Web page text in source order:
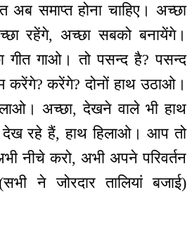
समाप्त होना चाहिए। अच्छा
रहेंगे, अच्छा सबको बनायेंगे।
गीत गाओ। तो पसन्द है? पसन्द
करेंगे? करेंगे? दोनों हाथ उठाओ।
अच्छा, देखने वाले भी हाथ
देख रहे हैं, हाथ हिलाओ। आप तो
नीचे करो, अभी अपने परिवर्तन
ने जोरदार तालियां बजाई)